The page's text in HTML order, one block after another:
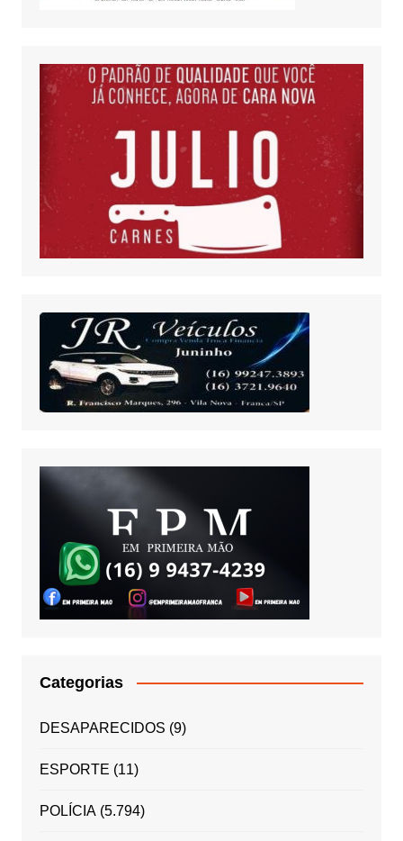
Categorias
DESAPARECIDOS (9)
ESPORTE (11)
POLÍCIA(5.794)